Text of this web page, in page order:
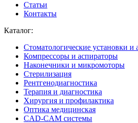
Статьи
Контакты
Каталог:
Стоматологические установки и
Компрессоры и аспираторы
Наконечники и микромоторы
Стерилизация
Рентгенодиагностика
Терапия и диагностика
Хирургия и профилактика
Оптика медицинская
CAD-CAM системы